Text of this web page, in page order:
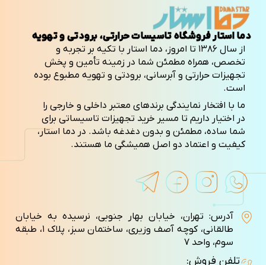
دما استار فروشگاه تاسیسات حرارتی، برودتی و تهویه
از سال ۱۳۸۶ تا امروز، دما استار با تکیه بر تجربه و
تخصص، همراه مطمئن شما در زمینه تأمین و پخش
تجهیزات حرارتی و آبرسانی، برودتی و تهویه مطبوع بوده
است.
ما با افتخار نمایندگی برندهای معتبر داخلی و خارجی را
در اختیار داریم تا مسیر خرید تجهیزات تاسیساتی برای
شما ساده، مطمئن و بدون دغدغه باشد. در دما استار،
کیفیت و اعتماد دو اصل همیشگی ما هستند.
آدرس: تهران، خیابان بهار جنوبی، نرسیده به خیابان
طالقانی، کوچه آصف وزيری، ساختمان سبز، پلاک ۱، طبقه
سوم، واحد ۷
تلفن فروش: